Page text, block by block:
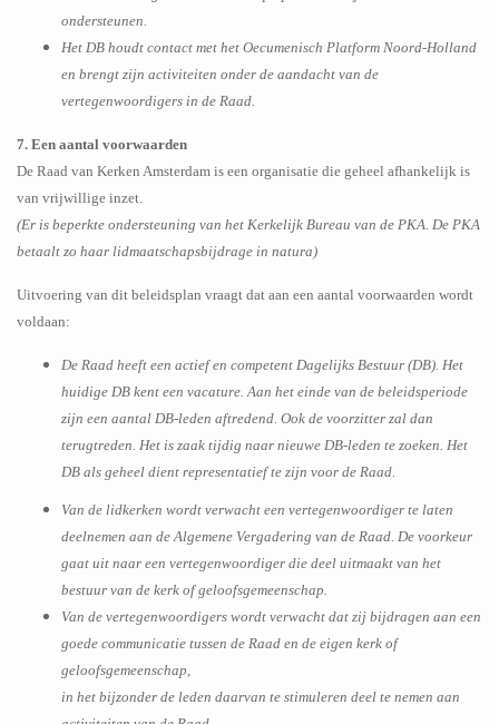
ondersteunen.
Het DB houdt contact met het Oecumenisch Platform Noord-Holland
en brengt zijn activiteiten onder de aandacht van de
vertegenwoordigers in de Raad.
7. Een aantal voorwaarden
De Raad van Kerken Amsterdam is een organisatie die geheel afhankelijk is
van vrijwillige inzet.
(Er is beperkte ondersteuning van het Kerkelijk Bureau van de PKA. De PKA
betaalt zo haar lidmaatschapsbijdrage in natura)
Uitvoering van dit beleidsplan vraagt dat aan een aantal voorwaarden wordt
voldaan:
De Raad heeft een actief en competent Dagelijks Bestuur (DB). Het
huidige DB kent een vacature. Aan het einde van de beleidsperiode
zijn een aantal DB-leden aftredend. Ook de voorzitter zal dan
terugtreden. Het is zaak tijdig naar nieuwe DB-leden te zoeken. Het
DB als geheel dient representatief te zijn voor de Raad.
Van de lidkerken wordt verwacht een vertegenwoordiger te laten
deelnemen aan de Algemene Vergadering van de Raad. De voorkeur
gaat uit naar een vertegenwoordiger die deel uitmaakt van het
bestuur van de kerk of geloofsgemeenschap.
Van de vertegenwoordigers wordt verwacht dat zij bijdragen aan een
goede communicatie tussen de Raad en de eigen kerk of
geloofsgemeenschap,
in het bijzonder de leden daarvan te stimuleren deel te nemen aan